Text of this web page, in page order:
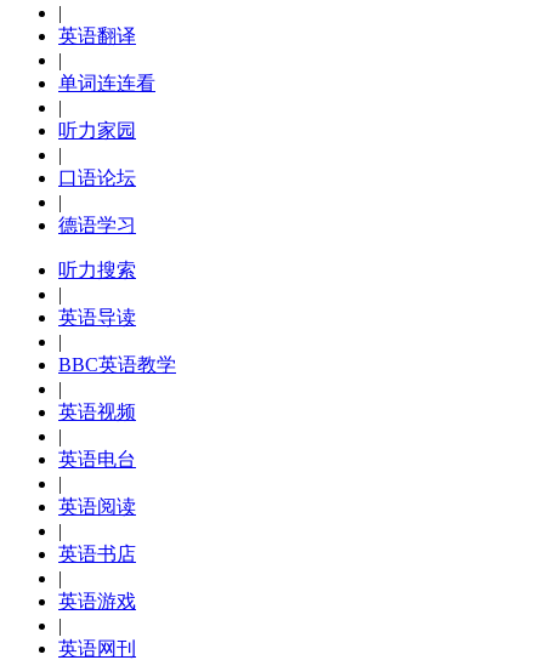
|
英语翻译
|
单词连连看
|
听力家园
|
口语论坛
|
德语学习
听力搜索
|
英语导读
|
BBC英语教学
|
英语视频
|
英语电台
|
英语阅读
|
英语书店
|
英语游戏
|
英语网刊